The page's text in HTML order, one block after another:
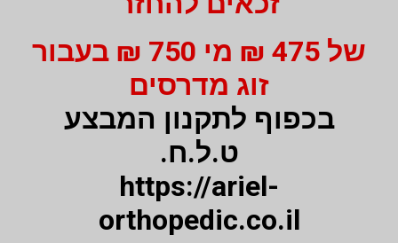
של 475 ₪ מי 750 ₪ בעבור
זוג מדרסים
בכפוף לתקנון המבצע
ט.ל.ח.
https://ariel-
orthopedic.co.il